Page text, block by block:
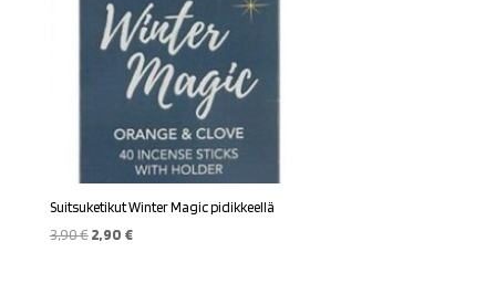
Suitsuketikut Winter Magic pidikkeellä
3,90€ Alkuperäinen
2,90 €Nykyinen